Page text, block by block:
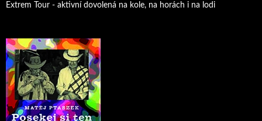
Extrem Tour - aktivní dovolená na kole, na horách i na lodi